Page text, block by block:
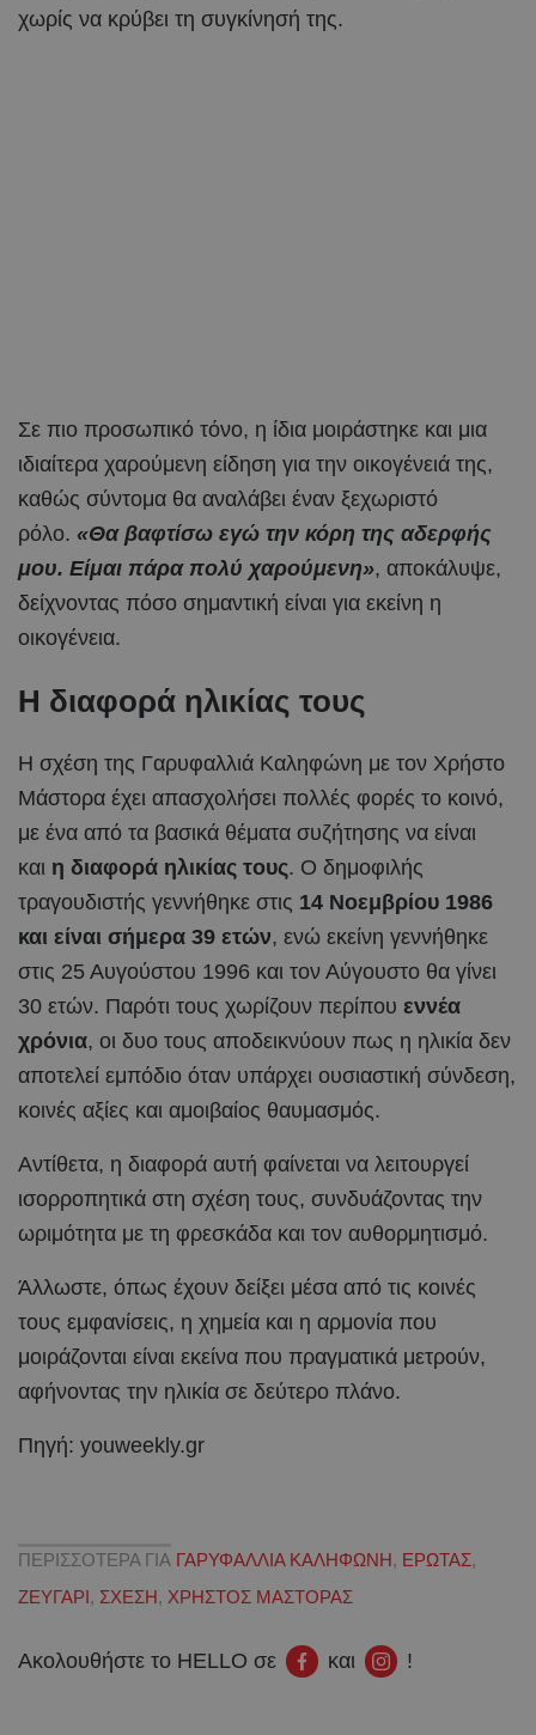
χωρίς να κρύβει τη συγκίνησή της.
Σε πιο προσωπικό τόνο, η ίδια μοιράστηκε και μια
ιδιαίτερα χαρούμενη είδηση για την οικογένειά της,
καθώς σύντομα θα αναλάβει έναν ξεχωριστό
ρόλο. «Θα βαφτίσω εγώ την κόρη της αδερφής
μου. Είμαι πάρα πολύ χαρούμενη», αποκάλυψε,
δείχνοντας πόσο σημαντική είναι για εκείνη η
οικογένεια.
Η διαφορά ηλικίας τους
Η σχέση της Γαρυφαλλιά Καληφώνη με τον Χρήστο
Μάστορα έχει απασχολήσει πολλές φορές το κοινό,
με ένα από τα βασικά θέματα συζήτησης να είναι
και η διαφορά ηλικίας τους. Ο δημοφιλής
τραγουδιστής γεννήθηκε στις 14 Νοεμβρίου 1986
και είναι σήμερα 39 ετών, ενώ εκείνη γεννήθηκε
στις 25 Αυγούστου 1996 και τον Αύγουστο θα γίνει
30 ετών. Παρότι τους χωρίζουν περίπου εννέα
χρόνια, οι δυο τους αποδεικνύουν πως η ηλικία δεν
αποτελεί εμπόδιο όταν υπάρχει ουσιαστική σύνδεση,
κοινές αξίες και αμοιβαίος θαυμασμός.
Αντίθετα, η διαφορά αυτή φαίνεται να λειτουργεί
ισορροπητικά στη σχέση τους, συνδυάζοντας την
ωριμότητα με τη φρεσκάδα και τον αυθορμητισμό.
Άλλωστε, όπως έχουν δείξει μέσα από τις κοινές
τους εμφανίσεις, η χημεία και η αρμονία που
μοιράζονται είναι εκείνα που πραγματικά μετρούν,
αφήνοντας την ηλικία σε δεύτερο πλάνο.
Πηγή: youweekly.gr
ΠΕΡΙΣΣΟΤΕΡΑ ΓΙΑ ΓΑΡΥΦΑΛΛΙΑ ΚΑΛΗΦΩΝΗ, ΕΡΩΤΑΣ,
ΖΕΥΓΑΡΙ, ΣΧΕΣΗ, ΧΡΗΣΤΟΣ ΜΑΣΤΟΡΑΣ
Ακολουθήστε το HELLO σε και !